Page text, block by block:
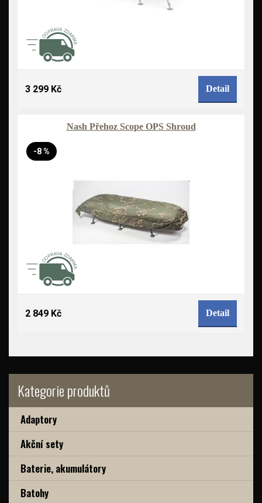
Kategorie produktů
Adaptory
Akční sety
Baterie, akumulátory
Batohy
3 299 Kč Detail
Nash Přehoz Scope OPS Shroud
-8 %
2 849 Kč Detail